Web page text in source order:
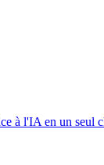
à l'IA en un seul